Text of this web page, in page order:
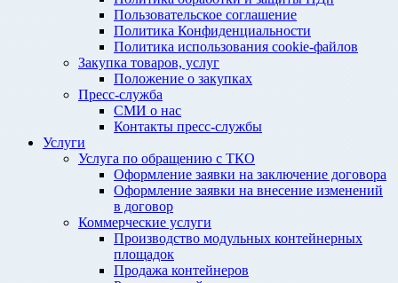
Пользовательское соглашение
Политика Конфиденциальности
Политика использования cookie-файлов
Закупка товаров, услуг
Положение о закупках
Пресс-служба
СМИ о нас
Контакты пресс-службы
Услуги
Услуга по обращению с ТКО
Оформление заявки на заключение договора
Оформление заявки на внесение изменений
в договор
Коммерческие услуги
Производство модульных контейнерных
площадок
Продажа контейнеров